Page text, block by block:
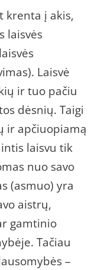
krenta į akis,
laisvės
Laisvė
ir tuo pačiu
dėsnių. Taigi
ir apčiuopiamą
laisvu tik
nuo savo
(asmuo) yra
aistrų,
gamtinio
Tačiau
–